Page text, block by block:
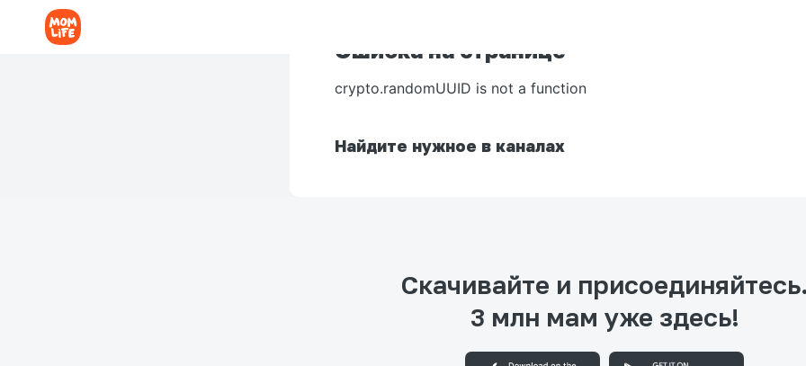
Ошибка на странице
crypto.randomUUID is not a function
Найдите нужное в каналах
Скачивайте и присоединяйтесь.
3 млн мам уже здесь!